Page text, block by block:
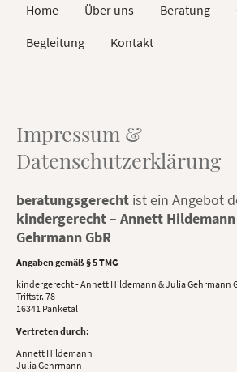
Home Über uns Beratung
Begleitung
Kontakt
Impressum &
Datenschutzerklärung
beratungsgerecht ist ein Angebot
kindergerecht – Annett
Gehrmann GbR
Angaben gemäß § 5 TMG
kindergerecht - Annett Hildemann & Julia Gehrmann
Triftstr. 78
16341 Panketal
Vertreten durch:
Annett Hildemann
Julia Gehrmann